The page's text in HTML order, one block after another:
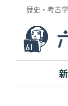
歴史・考古